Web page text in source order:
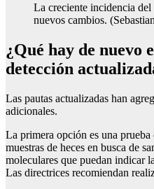
La creciente incidencia del
nuevos cambios.
¿Qué hay de nuevo
detección
Las pautas actualizadas han
adicionales.
La primera opción es una prueba
muestras de heces en busca de
moleculares que puedan indicar
Las directrices recomiendan